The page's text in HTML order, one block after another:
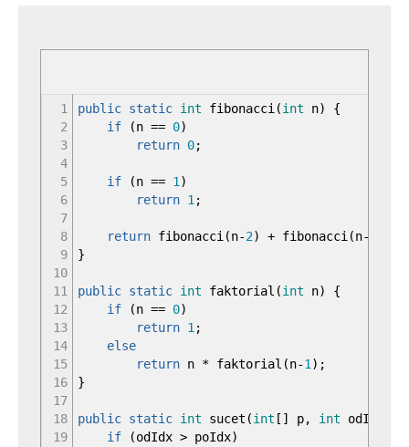
1
2
3
4
5
6
7
8
9
10
11
12
13
14
15
16
17
18
19
public static int fibonacci (int n)
{
if
(n == 0)
return 0;
if (n == 1 )
return 1 ;
return fibonacci (n-2) + fibonacci (n-
}
public static int faktorial (int n)
{
if
(n == 0)
return 1 ;
else
return n * faktorial (n-1 ) ;
}
public static int sucet (int [ ] p, int odIdx,
if
(odIdx > poIdx)